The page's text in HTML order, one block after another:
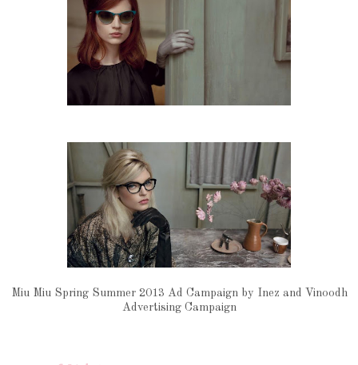
Miu Miu Spring Summer 2013 Ad Campaign by Inez and Vinoodh
Advertising Campaign